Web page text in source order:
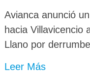
Avianca anunció
hacia Villavicencio
Llano por
Leer Más